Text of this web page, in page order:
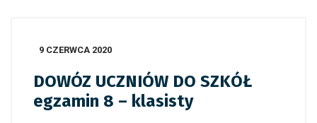
9 CZERWCA 2020
DOWÓZ UCZNIÓW DO SZKÓŁ
egzamin 8 – klasisty